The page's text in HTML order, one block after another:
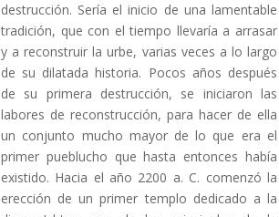
destrucción. Sería el inicio de una lamentable
tradición, que con el tiempo llevaría a arrasar
y a reconstruir la urbe, varias veces a lo largo
de su dilatada historia. Pocos años después
de su primera destrucción, se iniciaron las
labores de reconstrucción, para hacer de ella
un conjunto mucho mayor de lo que era el
primer pueblucho que hasta entonces había
existido. Hacia el año 2200 a. C. comenzó la
erección de un primer templo dedicado a la